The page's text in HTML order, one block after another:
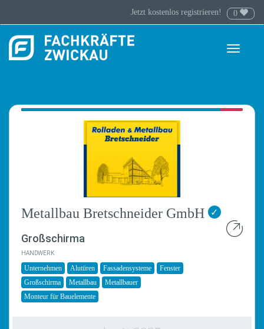
Jetzt kostenlos registrieren! 0
Toggle
Metallbau Bretschneider GmbH ✓
Großschirma
HANDWERK
Unternehmen Alutüren Fassadensysteme
Fenster
Großschirma
Metallbau
Metallbauer
Monteur für Bauelemente